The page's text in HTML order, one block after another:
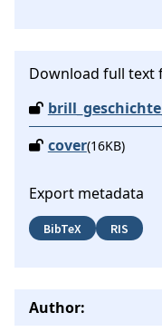
Download full text
cover(16KB)
Export metadata
BibTeX RIS
Author: